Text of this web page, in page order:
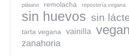
plátano remolacha repostería vegana
sin huevos sin
tarta vegana vainilla
zanahoria